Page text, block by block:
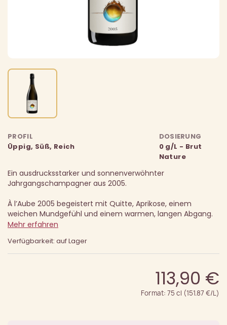
PROFIL
Üppig, Süß, Reich
DOSIERUNG
0 g/L - Brut
Nature
Ein ausdrucksstarker und sonnenverwöhnter
Jahrgangschampagner aus 2005.
À l’Aube 2005 begeistert mit Quitte, Aprikose, einem
weichen Mundgefühl und einem warmen, langen Abgang.
Mehr erfahren
Verfügbarkeit: auf Lager
113,90 €
Format: 75 cl (151.87 €/L)